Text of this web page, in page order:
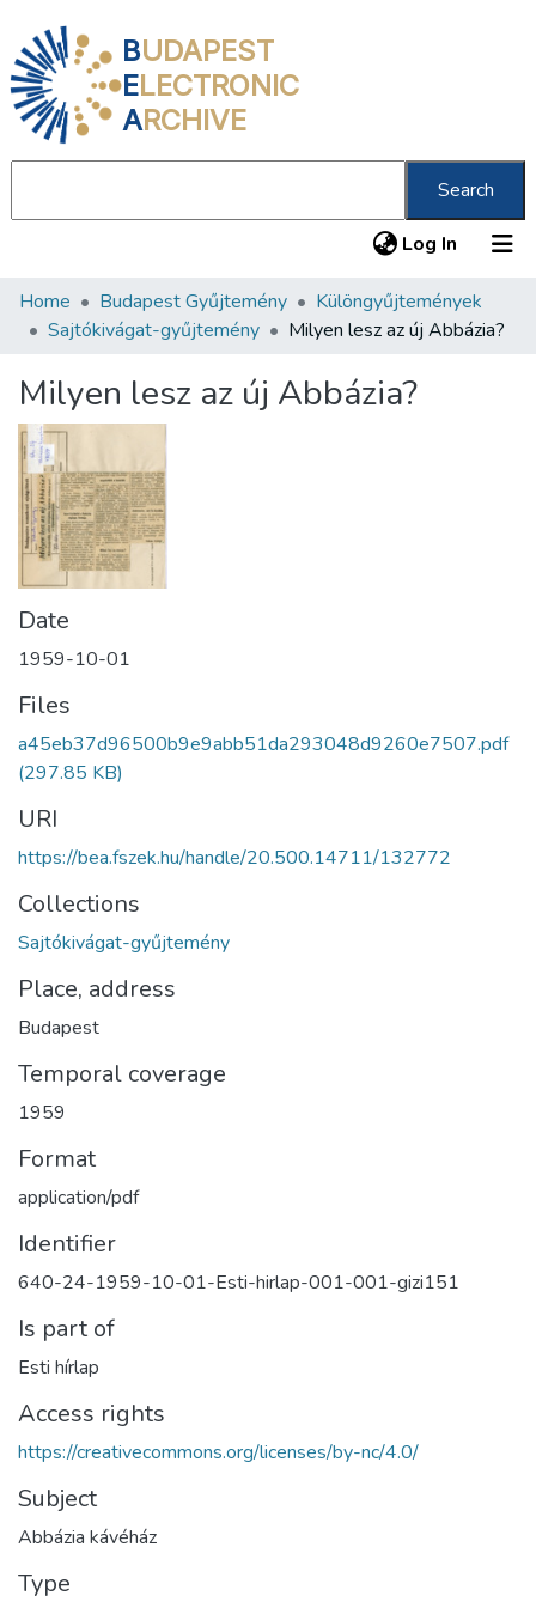
BUDAPEST
ELECTRONIC
ARCHIVE
Search
Log In (current)
Communities & Collections
Statistics
About us
Home Budapest Gyűjtemény
Különgyűjtemények
Sajtókivágat-gyűjtemény
Milyen lesz az új Abbázia?
Milyen lesz az új Abbázia?
Date
1959-10-01
Files
a45eb37d96500b9e9abb51da293048d9260e7507.pdf
(297.85 KB)
URI
https://bea.fszek.hu/handle/20.500.14711/132772
Collections
Sajtókivágat-gyűjtemény
Place, address
Budapest
Temporal coverage
1959
Format
application/pdf
Identifier
640-24-1959-10-01-Esti-hirlap-001-001-gizi151
Is part of
Esti hírlap
Access rights
https://creativecommons.org/licenses/by-nc/4.0/
Subject
Abbázia kávéház
Type